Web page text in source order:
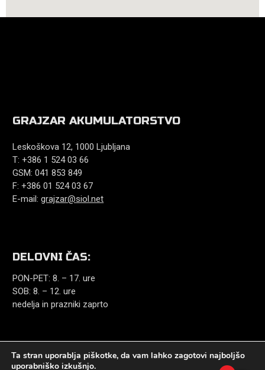
GRAJZAR AKUMULATORSTVO
Leskoškova 12, 1000 Ljubljana
T: +386 1 524 03 66
GSM: 041 853 849
F: +386 01 524 03 67
E-mail:grajzar@siol.net
DELOVNI ČAS:
PON-PET: 8. – 17. ure
SOB: 8. – 12. ure
nedelja in prazniki zaprto
Ta stran uporablja piškotke, da vam lahko zagotovi najboljšo
uporabniško izkušnjo.